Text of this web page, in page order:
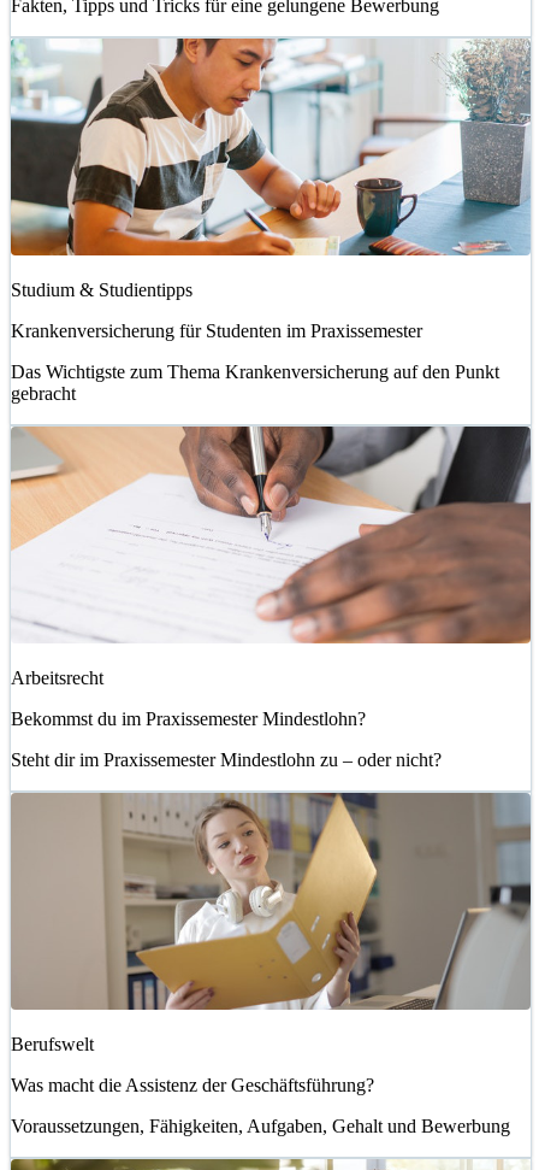
Fakten, Tipps und Tricks für eine gelungene Bewerbung
Studium & Studientipps
Krankenversicherung für Studenten im Praxissemester
Das Wichtigste zum Thema Krankenversicherung auf den Punkt
gebracht
Arbeitsrecht
Bekommst du im Praxissemester Mindestlohn?
Steht dir im Praxissemester Mindestlohn zu – oder nicht?
Berufswelt
Was macht die Assistenz der Geschäftsführung?
Voraussetzungen, Fähigkeiten, Aufgaben, Gehalt und Bewerbung